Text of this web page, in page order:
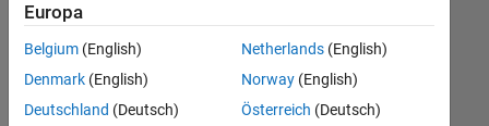
Ihren
Suchkriterien
entsprechen.
können
Europa
Belgium (English)
Denmark (English)
Deutschland (Deutsch)
Netherlands(English)
Norway(English)
Österreich (Deutsch)